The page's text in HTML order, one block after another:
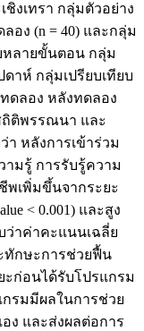
งเทรา กลุ่มตัวอย่าง
อง (n = 40) และกลุ่ม
หลายขั้นตอน กลุ่ม
าห์ กลุ่มเปรียบเทียบ
ดลอง หลังทดลอง
ถิติพรรณนา และ
ว่า หลังการเข้าร่วม
มรู้ การรับรู้ความ
พเพิ่มขึ้นจากระยะ
< 0.001) และสูง
ว่าค่าคะแนนเฉลี่ย
ทักษะการช่วยฟื้น
ก่อนได้รับโปรแกรม
กรมมีผลในการช่วย
ง และส่งผลต่อการ